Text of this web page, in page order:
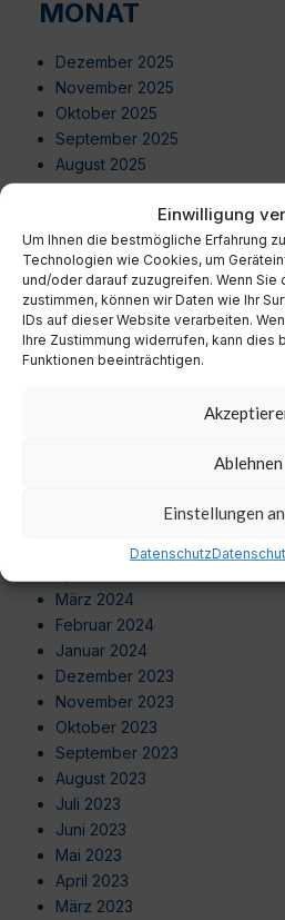
Einwilligung
Um Ihnen die bestmögliche Erfahrung
Technologien wie Cookies, um
und/oder darauf zuzugreifen. Wenn Sie
zustimmen, können wir Daten wie Ihr
IDs auf dieser Website verarbeiten.
Ihre Zustimmung widerrufen, kann dies
Funktionen beeinträchtigen.
Ablehnen
Einstellungen
Datenschutz
MONAT
Dezember 2025
November 2025
Oktober 2025
September 2025
August 2025
Juli 2025
Mai 2025
April 2025
März 2025
Februar 2025
Januar 2025
Dezember 2024
März 2024
Februar 2024
Januar 2024
Dezember 2023
November 2023
Oktober 2023
September 2023
August 2023
Juli 2023
Juni 2023
Mai 2023
April 2023
März 2023